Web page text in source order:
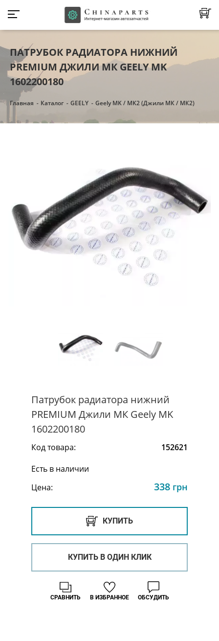
ПАТРУБОК РАДИАТОРА НИЖНИЙ
PREMIUM ДЖИЛИ МК GEELY MK
1602200180
Главная Каталог GEELY Geely MK / MK2 (Джили МК / МК2)
Патрубок радиатора нижний
PREMIUM Джили МК Geely MK
1602200180
Код товара:
152621
Есть в наличии
Цена:
338 грн
КУПИТЬ
КУПИТЬ В ОДИН КЛИК
В ИЗБРАННОЕ
СРАВНИТЬ ОБСУДИТЬ